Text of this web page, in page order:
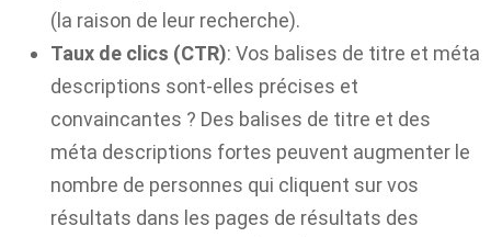
(la raison de leur recherche).
Taux de clics (CTR): Vos balises de titre et méta
descriptions sont-elles précises et
convaincantes ? Des balises de titre et des
méta descriptions fortes peuvent augmenter le
nombre de personnes qui cliquent sur vos
résultats dans les pages de résultats des